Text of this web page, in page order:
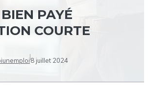
PAYÉ
COURTE
8 juillet 2024